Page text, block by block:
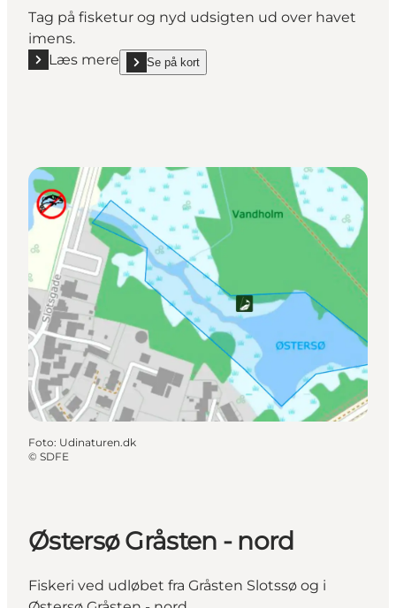
Tag på fisketur og nyd udsigten ud over havet
imens.
Læs mere
Læs mere "Fiskeri i Gåsevig Bugt"
Se på kort
show Fiskeri i Gåsevig Bugt on_map
Foto: Udinaturen.dk
© SDFE
Østersø Gråsten - nord
Fiskeri ved udløbet fra Gråsten Slotssø og i